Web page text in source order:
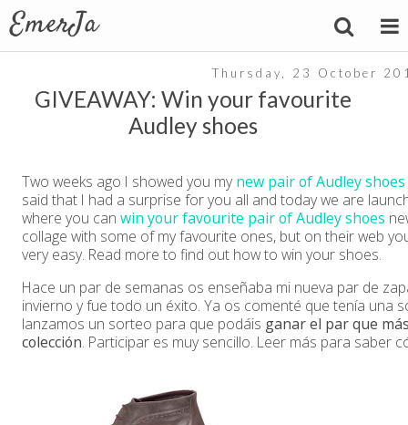
Thursday, 23 October
GIVEAWAY: Win your favourite
Audley shoes
Two weeks ago I showed you my new pair of Audley shoes
said that I had a surprise for you all and today we are
where you can win your favourite pair of Audley shoes
collage with some of my favourite ones, but on their web
very easy. Read more to find out how to win your shoes.
Hace un par de semanas os enseñaba mi nueva par de
invierno y fue todo un éxito. Ya os comenté que tenía una
lanzamos un sorteo para que podáis ganar el par que
colección. Participar es muy sencillo. Leer más para saber